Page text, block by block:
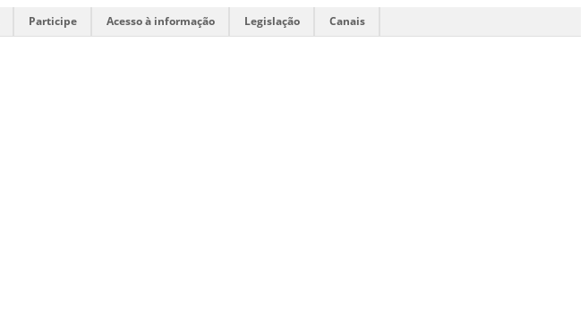
Participe Acesso à informação Legislação
Canais